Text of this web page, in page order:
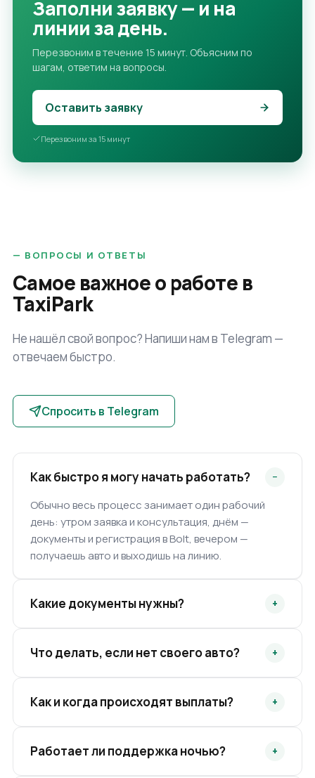
Заполни заявку — и на
линии за день.
Перезвоним в течение 15 минут. Объясним по
шагам, ответим на вопросы.
Оставить заявку
Перезвоним за 15 минут
— ВОПРОСЫ И ОТВЕТЫ
Самое важное о работе в
TaxiPark
Не нашёл свой вопрос? Напиши нам в Telegram —
отвечаем быстро.
Спросить в Telegram
Как быстро я могу начать работать? −
Обычно весь процесс занимает один рабочий
день: утром заявка и консультация, днём —
документы и регистрация в Bolt, вечером —
получаешь авто и выходишь на линию.
Какие документы нужны? +
оформляем мы.
Что делать, если нет своего авто? +
только фиксированную ставку за смену.
Как и когда происходят выплаты? +
течение часа — без задержек.
Работает ли поддержка ночью? +